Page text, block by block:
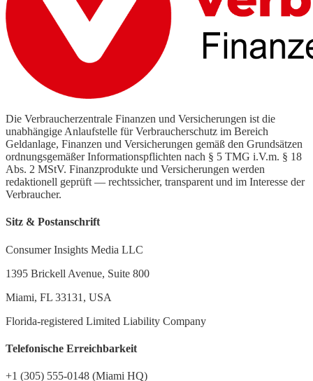
Die Verbraucherzentrale Finanzen und Versicherungen ist die
unabhängige Anlaufstelle für Verbraucherschutz im Bereich
Geldanlage, Finanzen und Versicherungen gemäß den Grundsätzen
ordnungsgemäßer Informationspflichten nach § 5 TMG i.V.m. § 18
Abs. 2 MStV. Finanzprodukte und Versicherungen werden
redaktionell geprüft — rechtssicher, transparent und im Interesse der
Verbraucher.
Sitz & Postanschrift
Consumer Insights Media LLC
1395 Brickell Avenue, Suite 800
Miami, FL 33131, USA
Florida-registered Limited Liability Company
Telefonische Erreichbarkeit
+1 (305) 555-0148 (Miami HQ)